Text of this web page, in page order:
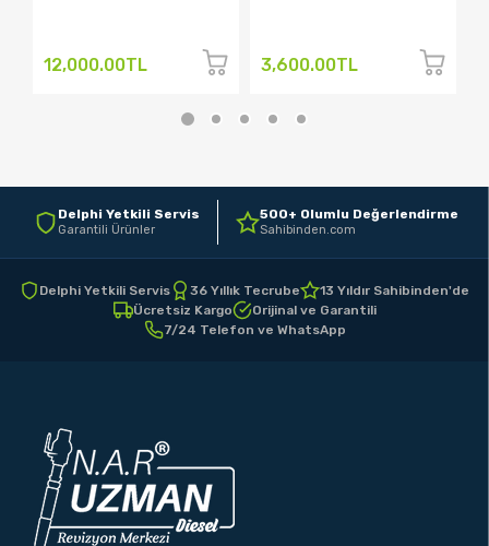
12,000.00TL 3,600.00TL
Delphi Yetkili Servis
Garantili Ürünler
500+ Olumlu Değerlendirme
Sahibinden.com
Delphi Yetkili Servis 36 Yıllık Tecrube
13 Yıldır Sahibinden'de
Ücretsiz Kargo
Orijinal ve Garantili
7/24 Telefon ve WhatsApp